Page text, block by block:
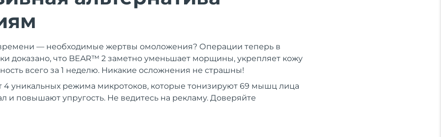
времени — необходимые жертвы омоложения? Операции теперь в
доказано, что BEAR™ 2 заметно уменьшает морщины, укрепляет кожу
всего за 1 неделю. Никакие осложнения не страшны!
4 уникальных режима микротоков, которые тонизируют 69 мышц лица
и повышают упругость. Не ведитесь на рекламу. Доверяйте